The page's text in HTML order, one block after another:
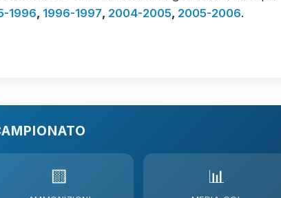
1996, 1996-1997, 2004-2005, 2005-2006.
🟨 📊